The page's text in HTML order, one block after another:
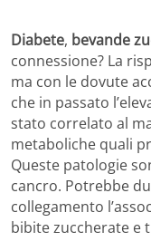
Diabete, bevande
connessione? La
ma con le dovute
che in passato
stato correlato al
metaboliche quali
Queste patologie
cancro. Potrebbe
collegamento
bibite zuccherate e